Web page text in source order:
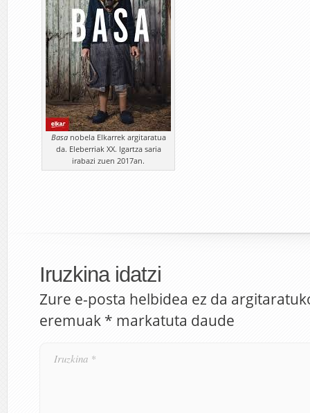
Basanobela Elkarrek argitaratua
da. Eleberriak XX. Igartza saria
irabazi zuen 2017an.
Iruzkina idatzi
Zure e-posta helbidea ez da
eremuak * markatuta daude